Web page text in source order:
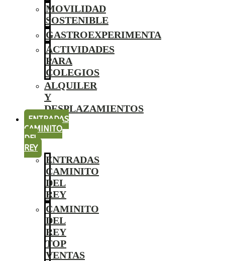
MOVILIDAD
SOSTENIBLE
GASTROEXPERIMENTA
ACTIVIDADES
PARA
COLEGIOS
ALQUILER
Y
DESPLAZAMIENTOS
ENTRADAS
CAMINITO
DEL
REY
ENTRADAS
CAMINITO
DEL
REY
CAMINITO
DEL
REY
TOP
VENTAS